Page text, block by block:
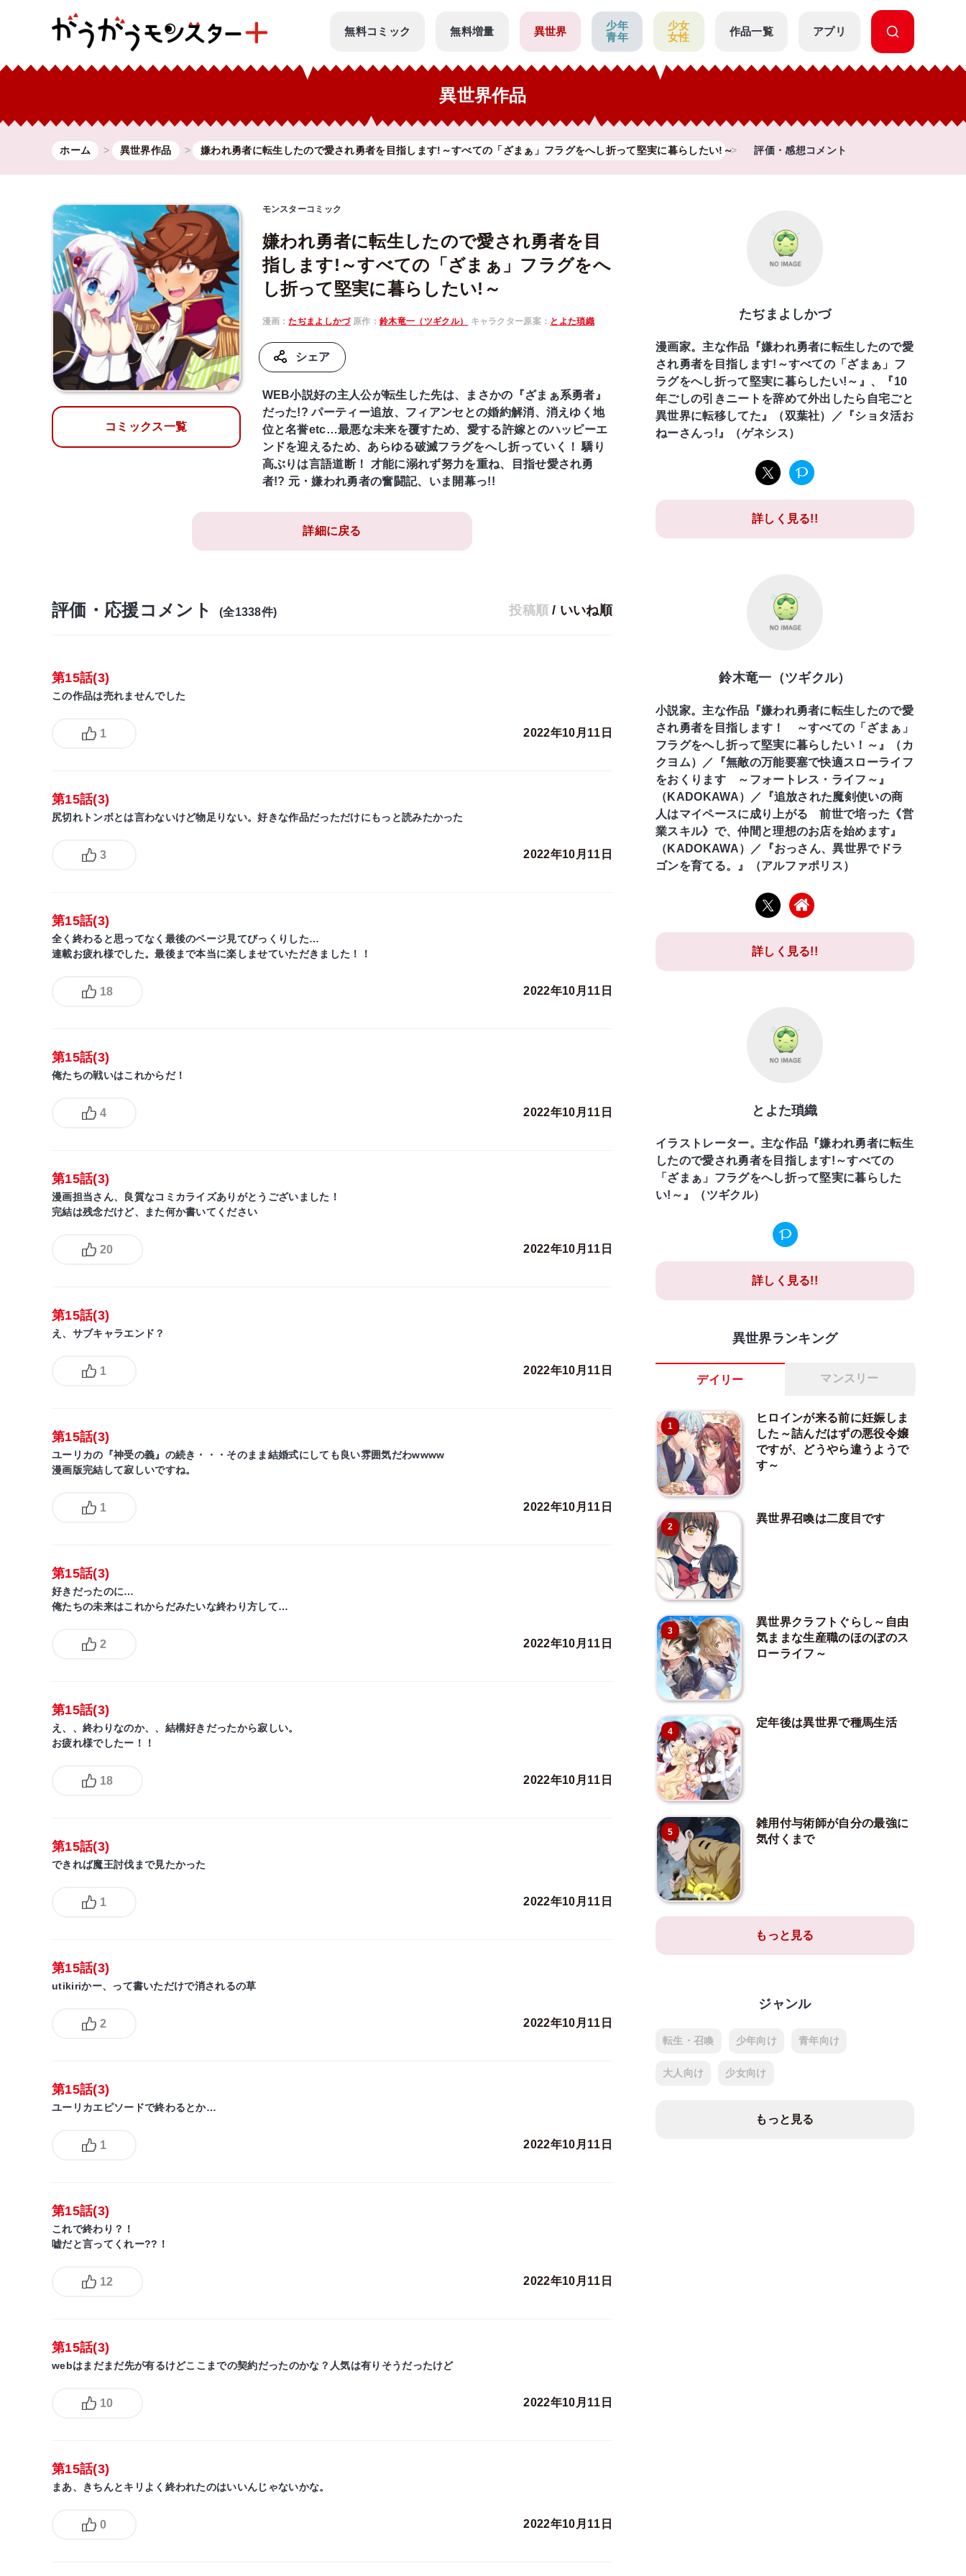
無料コミック 無料増量 異世界
少年
青年
少女
女性
作品一覧 アプリ
異世界作品
ホーム 異世界作品 嫌われ勇者に転生したので愛され勇者を目指します!～すべての「ざまぁ」フラグをへし折って堅実に暮らしたい!～ 評価・感想コメント
コミックス一覧
モンスターコミック
嫌われ勇者に転生したので愛され勇者を目
指します!～すべての「ざまぁ」フラグをへ
し折って堅実に暮らしたい!～
漫画：たぢまよしかづ原作： 鈴木竜一（ツギクル） キャラクター原案： とよた瑣織
シェア
WEB小説好の主人公が転生した先は、まさかの『ざまぁ系勇者』
だった!? パーティー追放、フィアンセとの婚約解消、消えゆく地
位と名誉etc…最悪な未来を覆すため、愛する許嫁とのハッピーエ
ンドを迎えるため、あらゆる破滅フラグをへし折っていく！ 驕り
高ぶりは言語道断！ 才能に溺れず努力を重ね、目指せ愛され勇
者!? 元・嫌われ勇者の奮闘記、いま開幕っ!!
詳細に戻る
評価・応援コメント (全1338件) 投稿順 / いいね順
第15話(3)
この作品は売れませんでした
1 2022年10月11日
第15話(3)
尻切れトンボとは言わないけど物足りない。好きな作品だっただけにもっと読みたかった
3 2022年10月11日
第15話(3)
全く終わると思ってなく最後のページ見てびっくりした…
連載お疲れ様でした。最後まで本当に楽しませていただきました！！
18 2022年10月11日
第15話(3)
俺たちの戦いはこれからだ！
4 2022年10月11日
第15話(3)
漫画担当さん、良質なコミカライズありがとうございました！
完結は残念だけど、また何か書いてください
20 2022年10月11日
第15話(3)
え、サブキャラエンド？
1 2022年10月11日
第15話(3)
ユーリカの『神受の義』の続き・・・そのまま結婚式にしても良い雰囲気だわwwww
漫画版完結して寂しいですね。
1 2022年10月11日
第15話(3)
好きだったのに…
俺たちの未来はこれからだみたいな終わり方して…
2 2022年10月11日
第15話(3)
え、、終わりなのか、、結構好きだったから寂しい。
お疲れ様でしたー！！
18 2022年10月11日
第15話(3)
できれば魔王討伐まで見たかった
1 2022年10月11日
第15話(3)
utikiriかー、って書いただけで消されるの草
2 2022年10月11日
第15話(3)
ユーリカエピソードで終わるとか…
1 2022年10月11日
第15話(3)
これで終わり？！
嘘だと言ってくれー??！
12 2022年10月11日
第15話(3)
webはまだまだ先が有るけどここまでの契約だったのかな？人気は有りそうだったけど
10 2022年10月11日
第15話(3)
まあ、きちんとキリよく終われたのはいいんじゃないかな。
0 2022年10月11日
たぢまよしかづ
漫画家。主な作品『嫌われ勇者に転生したので愛
され勇者を目指します!～すべての「ざまぁ」フ
ラグをへし折って堅実に暮らしたい!～』、『10
年ごしの引きニートを辞めて外出したら自宅ごと
異世界に転移してた』（双葉社）／『ショタ活お
ねーさんっ!』（ゲネシス）
詳しく見る!!
鈴木竜一（ツギクル）
小説家。主な作品『嫌われ勇者に転生したので愛
され勇者を目指します！ ～すべての「ざまぁ」
フラグをへし折って堅実に暮らしたい！～』（カ
クヨム）／『無敵の万能要塞で快適スローライフ
をおくります ～フォートレス・ライフ～』
（KADOKAWA）／『追放された魔剣使いの商
人はマイペースに成り上がる 前世で培った《営
業スキル》で、仲間と理想のお店を始めます』
（KADOKAWA）／『おっさん、異世界でドラ
ゴンを育てる。』（アルファポリス）
詳しく見る!!
とよた瑣織
イラストレーター。主な作品『嫌われ勇者に転生
したので愛され勇者を目指します!～すべての
「ざまぁ」フラグをへし折って堅実に暮らした
い!～』（ツギクル）
詳しく見る!!
異世界ランキング
デイリー マンスリー
1
ヒロインが来る前に妊娠しま
した～詰んだはずの悪役令嬢
ですが、どうやら違うようで
す～
2
異世界召喚は二度目です
3
異世界クラフトぐらし～自由
気ままな生産職のほのぼのス
ローライフ～
4
定年後は異世界で種馬生活
5
雑用付与術師が自分の最強に
気付くまで
もっと見る
ジャンル
転生・召喚 少年向け 青年向け
大人向け 少女向け
もっと見る